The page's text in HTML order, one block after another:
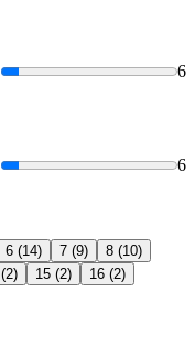
6
6
6 (14) 7 (9) 8 (10)
(2) 15 (2) 16 (2)